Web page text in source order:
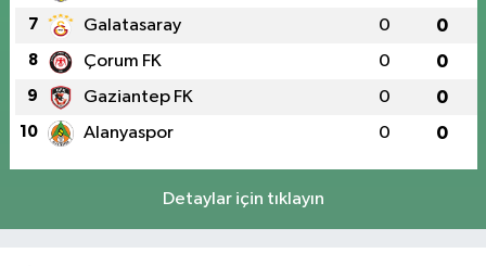
7 Galatasaray 0 0
8 Çorum FK 0 0
9 Gaziantep FK 0 0
10 Alanyaspor 0 0
Detaylar için tıklayın